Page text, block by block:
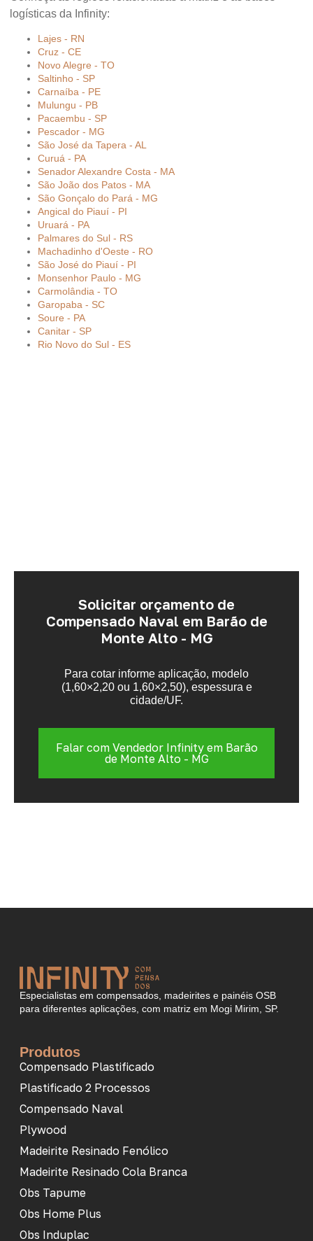
logísticas da Infinity:
Lajes - RN
Cruz - CE
Novo Alegre - TO
Saltinho - SP
Carnaíba - PE
Mulungu - PB
Pacaembu - SP
Pescador - MG
São José da Tapera - AL
Curuá - PA
Senador Alexandre Costa - MA
São João dos Patos - MA
São Gonçalo do Pará - MG
Angical do Piauí - PI
Uruará - PA
Palmares do Sul - RS
Machadinho d'Oeste - RO
São José do Piauí - PI
Monsenhor Paulo - MG
Carmolândia - TO
Garopaba - SC
Soure - PA
Canitar - SP
Rio Novo do Sul - ES
Solicitar orçamento de
Compensado Naval em Barão de
Monte Alto - MG
Para cotar informe aplicação, modelo
(1,60×2,20 ou 1,60×2,50), espessura e
cidade/UF.
Falar com Vendedor Infinity em Barão
de Monte Alto - MG
Especialistas em compensados, madeirites e painéis OSB
para diferentes aplicações, com matriz em Mogi Mirim, SP.
Produtos
Compensado Plastificado
Plastificado 2 Processos
Compensado Naval
Plywood
Madeirite Resinado Fenólico
Madeirite Resinado Cola Branca
Obs Tapume
Obs Home Plus
Obs Induplac